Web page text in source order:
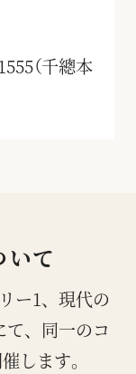
（千總本
いて
ー1、現代の
、 同一のコ
します。